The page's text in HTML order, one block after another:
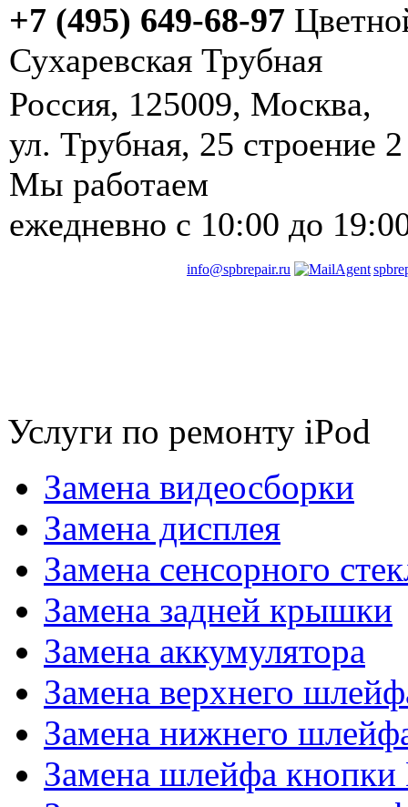
+7 (495) 649-68-97
Сухаревская Трубная
Россия, 125009, Москва, ‎
ул. Трубная, 25 строение 2
Мы работаем
ежедневно с 10:00 до
info@spbrepair.ru
Услуги по ремонту iPod
Замена видеосборки
Замена дисплея
Замена cенсорного
Замена задней крышки
Замена аккумулятора
Замена верхнего
Замена нижнего
Замена шлейфа кнопки